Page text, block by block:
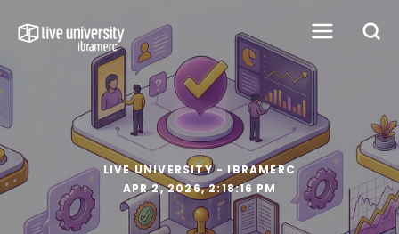
LIVE UNIVERSITY - IBRAMERC
APR 2, 2026, 2:18:16 PM